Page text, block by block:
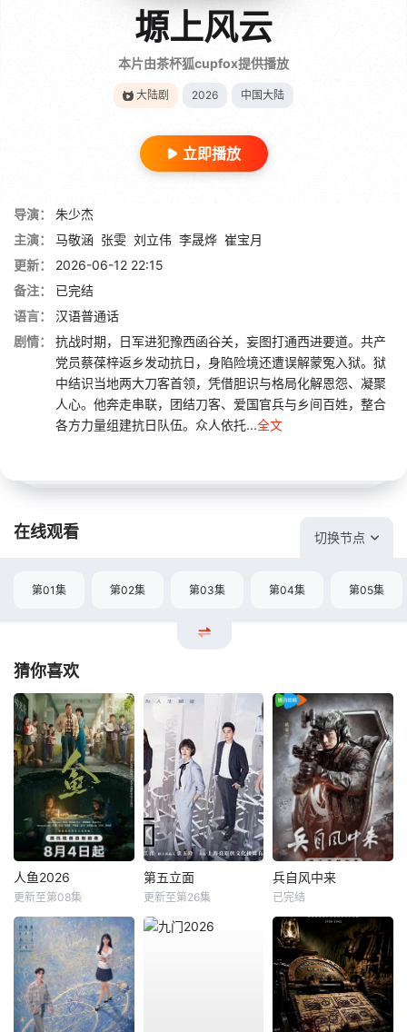
塬上风云
本片由茶杯狐cupfox提供播放
大陆剧 2026 中国大陆
立即播放
导演：
朱少杰
主演：
马敬涵 张雯 刘立伟 李晟烨 崔宝月
更新：
2026-06-12 22:15
备注：
已完结
语言：
汉语普通话
剧情：
抗战时期，日军进犯豫西函谷关，妄图打通西进要道。共产
党员蔡葆梓返乡发动抗日，身陷险境还遭误解蒙冤入狱。狱
中结识当地两大刀客首领，凭借胆识与格局化解恩怨、凝聚
人心。他奔走串联，团结刀客、爱国官兵与乡间百姓，整合
各方力量组建抗日队伍。众人依托...全文
在线观看 切换节点
第01集 第02集 第03集 第04集 第05集
猜你喜欢
人鱼2026
更新至第08集
第五立面
更新至第26集
兵自风中来
已完结